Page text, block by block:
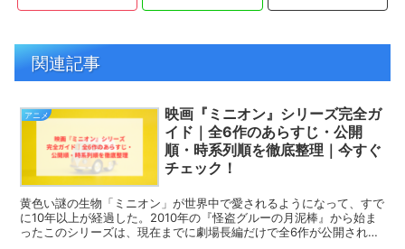
関連記事
アニメ
映画『ミニオン』シリーズ完全ガ
イド｜全6作のあらすじ・公開
順・時系列順を徹底整理｜今すぐ
チェック！
黄色い謎の生物「ミニオン」が世界中で愛されるようになって、すで
に10年以上が経過した。2010年の『怪盗グルーの月泥棒』から始ま
ったこのシリーズは、現在までに劇場長編だけで全6作が公開されて